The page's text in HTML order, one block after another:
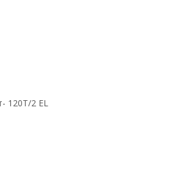
120T/2 EL